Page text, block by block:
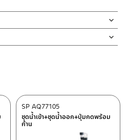
Sales Staff
ชุดน้ำเข้า+ชุดน้ำออก+ปุ่มกดพร้อม
ก้าน
SP AQ77105